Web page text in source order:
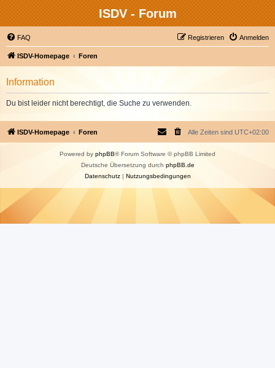
ISDV - Forum
FAQ Anmelden
Registrieren
ISDV-Homepage Foren
Information
Du bist leider nicht berechtigt, die Suche zu verwenden.
ISDV-Homepage Foren Alle Zeiten sind UTC+02:00
Powered by phpBB® Forum Software © phpBB Limited
Deutsche Übersetzung durch phpBB.de
Datenschutz| Nutzungsbedingungen